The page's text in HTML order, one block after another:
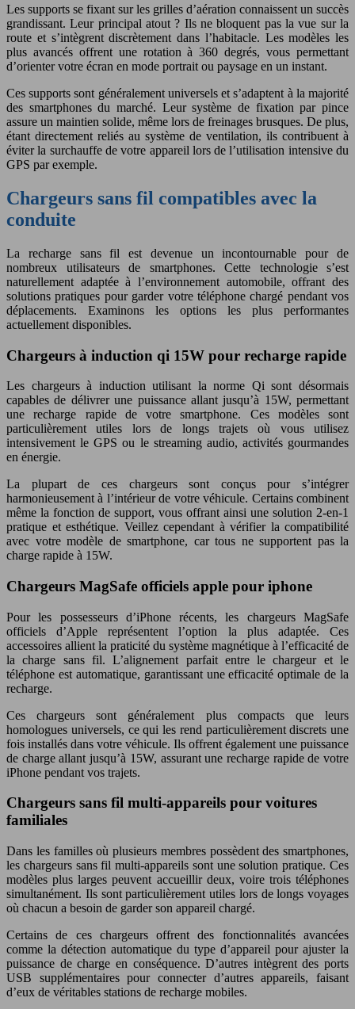
Les supports se fixant sur les grilles d’aération connaissent un succès
grandissant. Leur principal atout ? Ils ne bloquent pas la vue sur la
route et s’intègrent discrètement dans l’habitacle. Les modèles les
plus avancés offrent une rotation à 360 degrés, vous permettant
d’orienter votre écran en mode portrait ou paysage en un instant.
Ces supports sont généralement universels et s’adaptent à la majorité
des smartphones du marché. Leur système de fixation par pince
assure un maintien solide, même lors de freinages brusques. De plus,
étant directement reliés au système de ventilation, ils contribuent à
éviter la surchauffe de votre appareil lors de l’utilisation intensive du
GPS par exemple.
Chargeurs sans fil compatibles avec la
conduite
La recharge sans fil est devenue un incontournable pour de
nombreux utilisateurs de smartphones. Cette technologie s’est
naturellement adaptée à l’environnement automobile, offrant des
solutions pratiques pour garder votre téléphone chargé pendant vos
déplacements. Examinons les options les plus performantes
actuellement disponibles.
Chargeurs à induction qi 15W pour recharge rapide
Les chargeurs à induction utilisant la norme Qi sont désormais
capables de délivrer une puissance allant jusqu’à 15W, permettant
une recharge rapide de votre smartphone. Ces modèles sont
particulièrement utiles lors de longs trajets où vous utilisez
intensivement le GPS ou le streaming audio, activités gourmandes
en énergie.
La plupart de ces chargeurs sont conçus pour s’intégrer
harmonieusement à l’intérieur de votre véhicule. Certains combinent
même la fonction de support, vous offrant ainsi une solution 2-en-1
pratique et esthétique. Veillez cependant à vérifier la compatibilité
avec votre modèle de smartphone, car tous ne supportent pas la
charge rapide à 15W.
Chargeurs MagSafe officiels apple pour iphone
Pour les possesseurs d’iPhone récents, les chargeurs MagSafe
officiels d’Apple représentent l’option la plus adaptée. Ces
accessoires allient la praticité du système magnétique à l’efficacité de
la charge sans fil. L’alignement parfait entre le chargeur et le
téléphone est automatique, garantissant une efficacité optimale de la
recharge.
Ces chargeurs sont généralement plus compacts que leurs
homologues universels, ce qui les rend particulièrement discrets une
fois installés dans votre véhicule. Ils offrent également une puissance
de charge allant jusqu’à 15W, assurant une recharge rapide de votre
iPhone pendant vos trajets.
Chargeurs sans fil multi-appareils pour voitures
familiales
Dans les familles où plusieurs membres possèdent des smartphones,
les chargeurs sans fil multi-appareils sont une solution pratique. Ces
modèles plus larges peuvent accueillir deux, voire trois téléphones
simultanément. Ils sont particulièrement utiles lors de longs voyages
où chacun a besoin de garder son appareil chargé.
Certains de ces chargeurs offrent des fonctionnalités avancées
comme la détection automatique du type d’appareil pour ajuster la
puissance de charge en conséquence. D’autres intègrent des ports
USB supplémentaires pour connecter d’autres appareils, faisant
d’eux de véritables stations de recharge mobiles.